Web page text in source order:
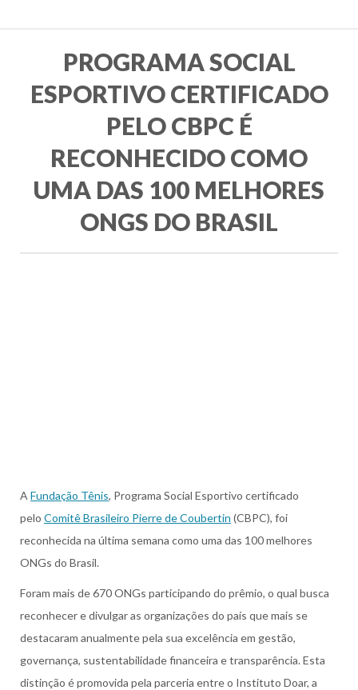
PROGRAMA SOCIAL
ESPORTIVO CERTIFICADO
PELO CBPC É
RECONHECIDO COMO
UMA DAS 100 MELHORES
ONGS DO BRASIL
A Fundação Tênis, Programa Social Esportivo certificado
pelo Comitê Brasileiro Pierre de Coubertin (CBPC), foi
reconhecida na última semana como uma das 100 melhores
ONGs do Brasil.
Foram mais de 670 ONGs participando do prêmio, o qual busca
reconhecer e divulgar as organizações do país que mais se
destacaram anualmente pela sua excelência em gestão,
governança, sustentabilidade financeira e transparência. Esta
distinção é promovida pela parceria entre o Instituto Doar, a